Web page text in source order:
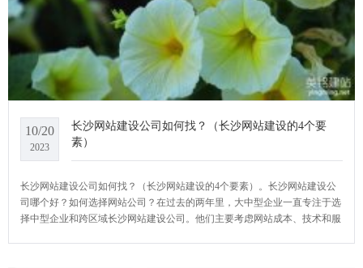
10/20
2023
长沙网站建设公司如何找？（长沙网站建设的4个要
素）
长沙网站建设公司如何找？（长沙网站建设的4个要素）。长沙网站建设公
司哪个好？如何选择网站公司？在过去的两年里，大中型企业一直专注于选
择中型企业和跨区域长沙网站建设公司。他们主要考虑网站成本、技术和服